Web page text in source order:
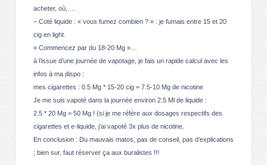
acheter, où, …
– Coté liquide : « vous fumez combien ? » : je fumais entre 15 et 20
cig en light.
« Commencez par du 18-20 Mg »…
à l’issue d’une journée de vapotage, je fais un rapide calcul avec les
infos à ma dispo :
mes cigarettes : 0.5 Mg * 15-20 cig = 7.5-10 Mg de nicotine
Je me suis vapoté dans la journée environ 2.5 Ml de liquide :
2.5 * 20 Mg = 50 Mg ! (si je me réfère aux dosages respectifs des
cigarettes et e-liquide, j’ai vapoté 3x plus de nicotine.
En conclusion : Du mauvais matos, pas de conseil, pas d’explications
; bien sur, faut réserver ça aux buralistes !!!